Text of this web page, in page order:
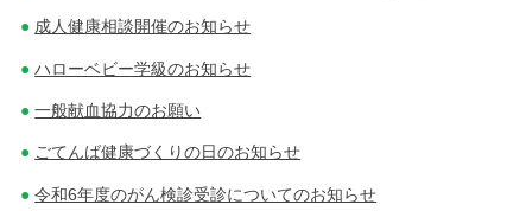
成人健康相談開催のお知らせ
ハローベビー学級のお知らせ
一般献血協力のお願い
ごてんば健康づくりの日のお知らせ
令和6年度のがん検診受診についてのお知らせ